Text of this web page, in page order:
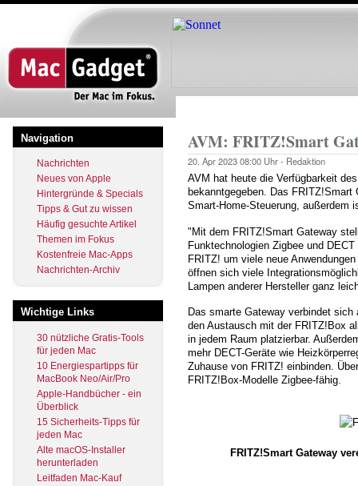
Direkt
zum
Navigation
Nachrichten
Neues von Apple
Hintergründe & Specials
Tipps & Gut zu wissen
Häufig gesuchte Artikel
Themen im Fokus
Kostenfreie Mac-Apps
Nachrichten-Archiv
Wichtige Links
30 nützliche Gratis-Tools
für jeden Mac
10 Energiespartipps für
MacBook Neo/Air/Pro
Apple-Handbücher - ein
Überblick
15 Sicherheits-Tipps für
jeden Mac
Alte macOS-Installer
herunterladen
Leitfaden Mac-Kauf
AVM: FRITZ!Smart
20. Apr 202308:00 Uhr - Redaktion
AVM hat heute die Verfügbarkeit
bekanntgegeben. Das
Smart-Home-Steuerung, außerdem
"Mit dem FRITZ!Smart Gateway
Funktechnologien Zigbee und
FRITZ! um viele neue
öffnen sich viele
Lampen anderer Hersteller ganz
Das smarte Gateway verbindet
den Austausch mit der FRITZ!Box
in jedem Raum platzierbar.
mehr DECT-Geräte wie
Zuhause von FRITZ! einbinden.
FRITZ!Box-Modelle Zigbee-fähig.
FRITZ!Smart Gateway